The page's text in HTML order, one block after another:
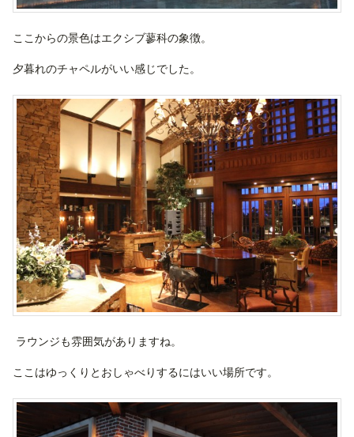
ここからの景色はエクシブ蓼科の象徴。
夕暮れのチャペルがいい感じでした。
ラウンジも雰囲気がありますね。
ここはゆっくりとおしゃべりするにはいい場所です。